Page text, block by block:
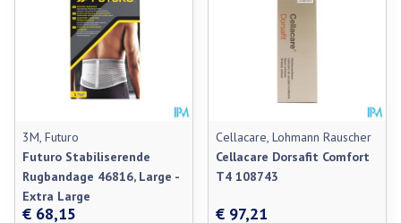
3M, Futuro
Futuro Stabiliserende
Rugbandage 46816, Large -
Extra Large
€ 68,15
Cellacare, Lohmann Rauscher
Cellacare Dorsafit Comfort
T4 108743
€ 97,21